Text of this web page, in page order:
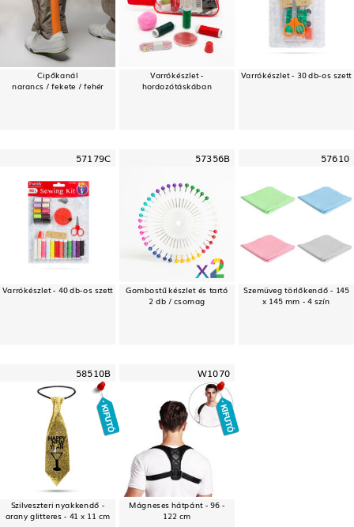
Cipőkanál
narancs / fekete / fehér
Varrókészlet -
hordozótáskában
Varrókészlet - 30 db-os szett
57179C
Varrókészlet - 40 db-os szett
57356B
Gombostű készlet és tartó
2 db / csomag
57610
Szemüveg törlőkendő - 145
x 145 mm - 4 szín
58510B
Szilveszteri nyakkendő -
arany glitteres - 41 x 11 cm
W1070
Mágneses hátpánt - 96 -
122 cm